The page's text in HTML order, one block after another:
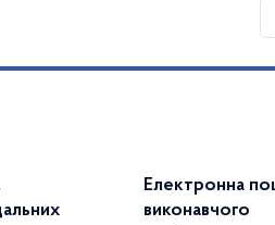
Електронна
виконавчого